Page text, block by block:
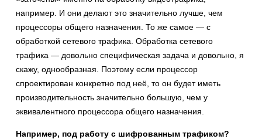
например. И они делают это значительно лучше, чем
процессоры общего назначения. То же самое — с
обработкой сетевого трафика. Обработка сетевого
трафика — довольно специфическая задача и довольно, я
скажу, однообразная. Поэтому если процессор
спроектирован конкретно под неё, то он будет иметь
производительность значительно большую, чем у
эквивалентного процессора общего назначения.
Например, под работу с шифрованным трафиком?